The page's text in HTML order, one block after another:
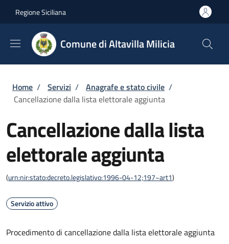
Regione Siciliana
Comune di Altavilla Milicia
Briciole di pane
Home / Servizi / Anagrafe e stato civile /
Cancellazione dalla lista elettorale aggiunta
Cancellazione dalla lista
elettorale aggiunta
(urn:nir:stato:decreto.legislativo:1996-04-12;197~art1)
Servizio attivo
Procedimento di cancellazione dalla lista elettorale aggiunta